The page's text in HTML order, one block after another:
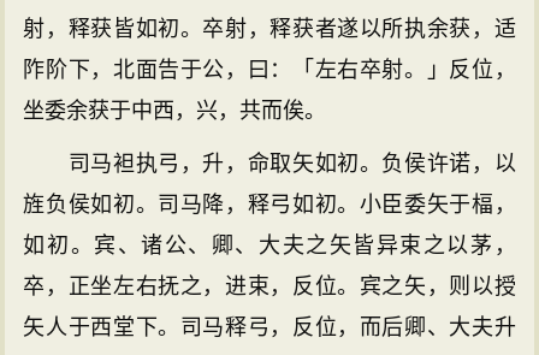
射，释获皆如初。卒射，释获者遂以所执余获，适
阼阶下，北面告于公，曰：「左右卒射。」反位，
坐委余获于中西，兴，共而俟。
司马袒执弓，升，命取矢如初。负侯许诺，以
旌负侯如初。司马降，释弓如初。小臣委矢于楅，
如初。宾、诸公、卿、大夫之矢皆异束之以茅，
卒，正坐左右抚之，进束，反位。宾之矢，则以授
矢人于西堂下。司马释弓，反位，而后卿、大夫升